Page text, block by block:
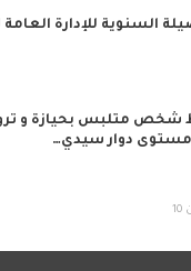
السنوية للإدارة العامة
متلبس بحيازة و
دوار سيدي…